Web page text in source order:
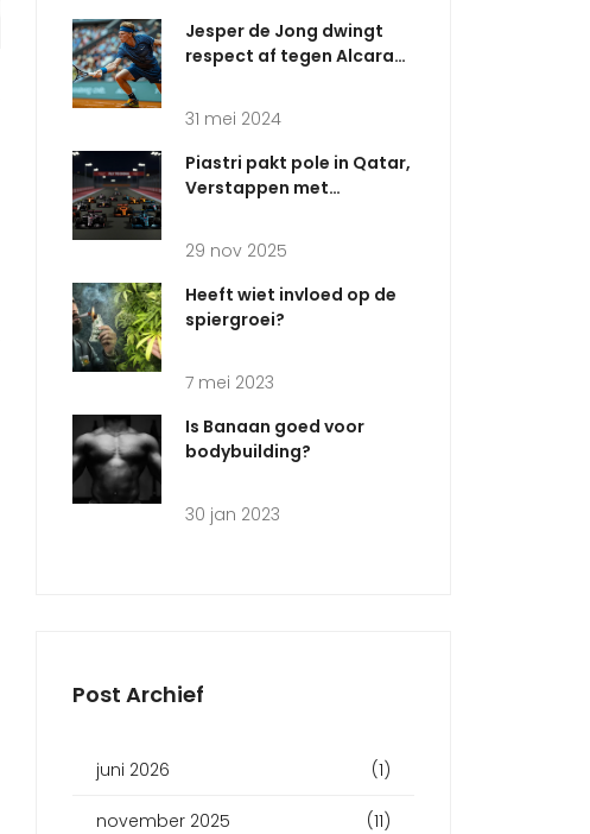
Jesper de Jong dwingt
respect af tegen Alcaraz
31 mei 2024
Piastri pakt pole in Qatar,
Verstappen met
zesde
29 nov 2025
Heeft wiet invloed op de
spiergroei?
7 mei 2023
Is Banaan goed voor
bodybuilding?
30 jan 2023
Post Archief
juni 2026 (1)
november 2025 (11)